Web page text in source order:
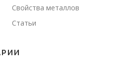
Свойства металлов
Статьи